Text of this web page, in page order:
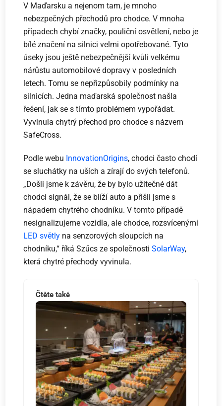
V Maďarsku a nejenom tam, je mnoho
nebezpečných přechodů pro chodce. V mnoha
případech chybí značky, pouliční osvětlení, nebo je
bílé značení na silnici velmi opotřebované. Tyto
úseky jsou ještě nebezpečnější kvůli velkému
nárůstu automobilové dopravy v posledních
letech. Tomu se nepřizpůsobily podmínky na
silnicích. Jedna maďarská společnost našla
řešení, jak se s tímto problémem vypořádat.
Vyvinula chytrý přechod pro chodce s názvem
SafeCross.
Podle webu InnovationOrigins, chodci často chodí
se sluchátky na uších a zírají do svých telefonů.
„Došli jsme k závěru, že by bylo užitečné dát
chodci signál, že se blíží auto a přišli jsme s
nápadem chytrého chodníku. V tomto případě
nesignalizujeme vozidla, ale chodce, rozsvícenými
LED světly na senzorových sloupcích na
chodníku,“ říká Szűcs ze společnostiSolarWay,
která chytré přechody vyvinula.
Čtěte také